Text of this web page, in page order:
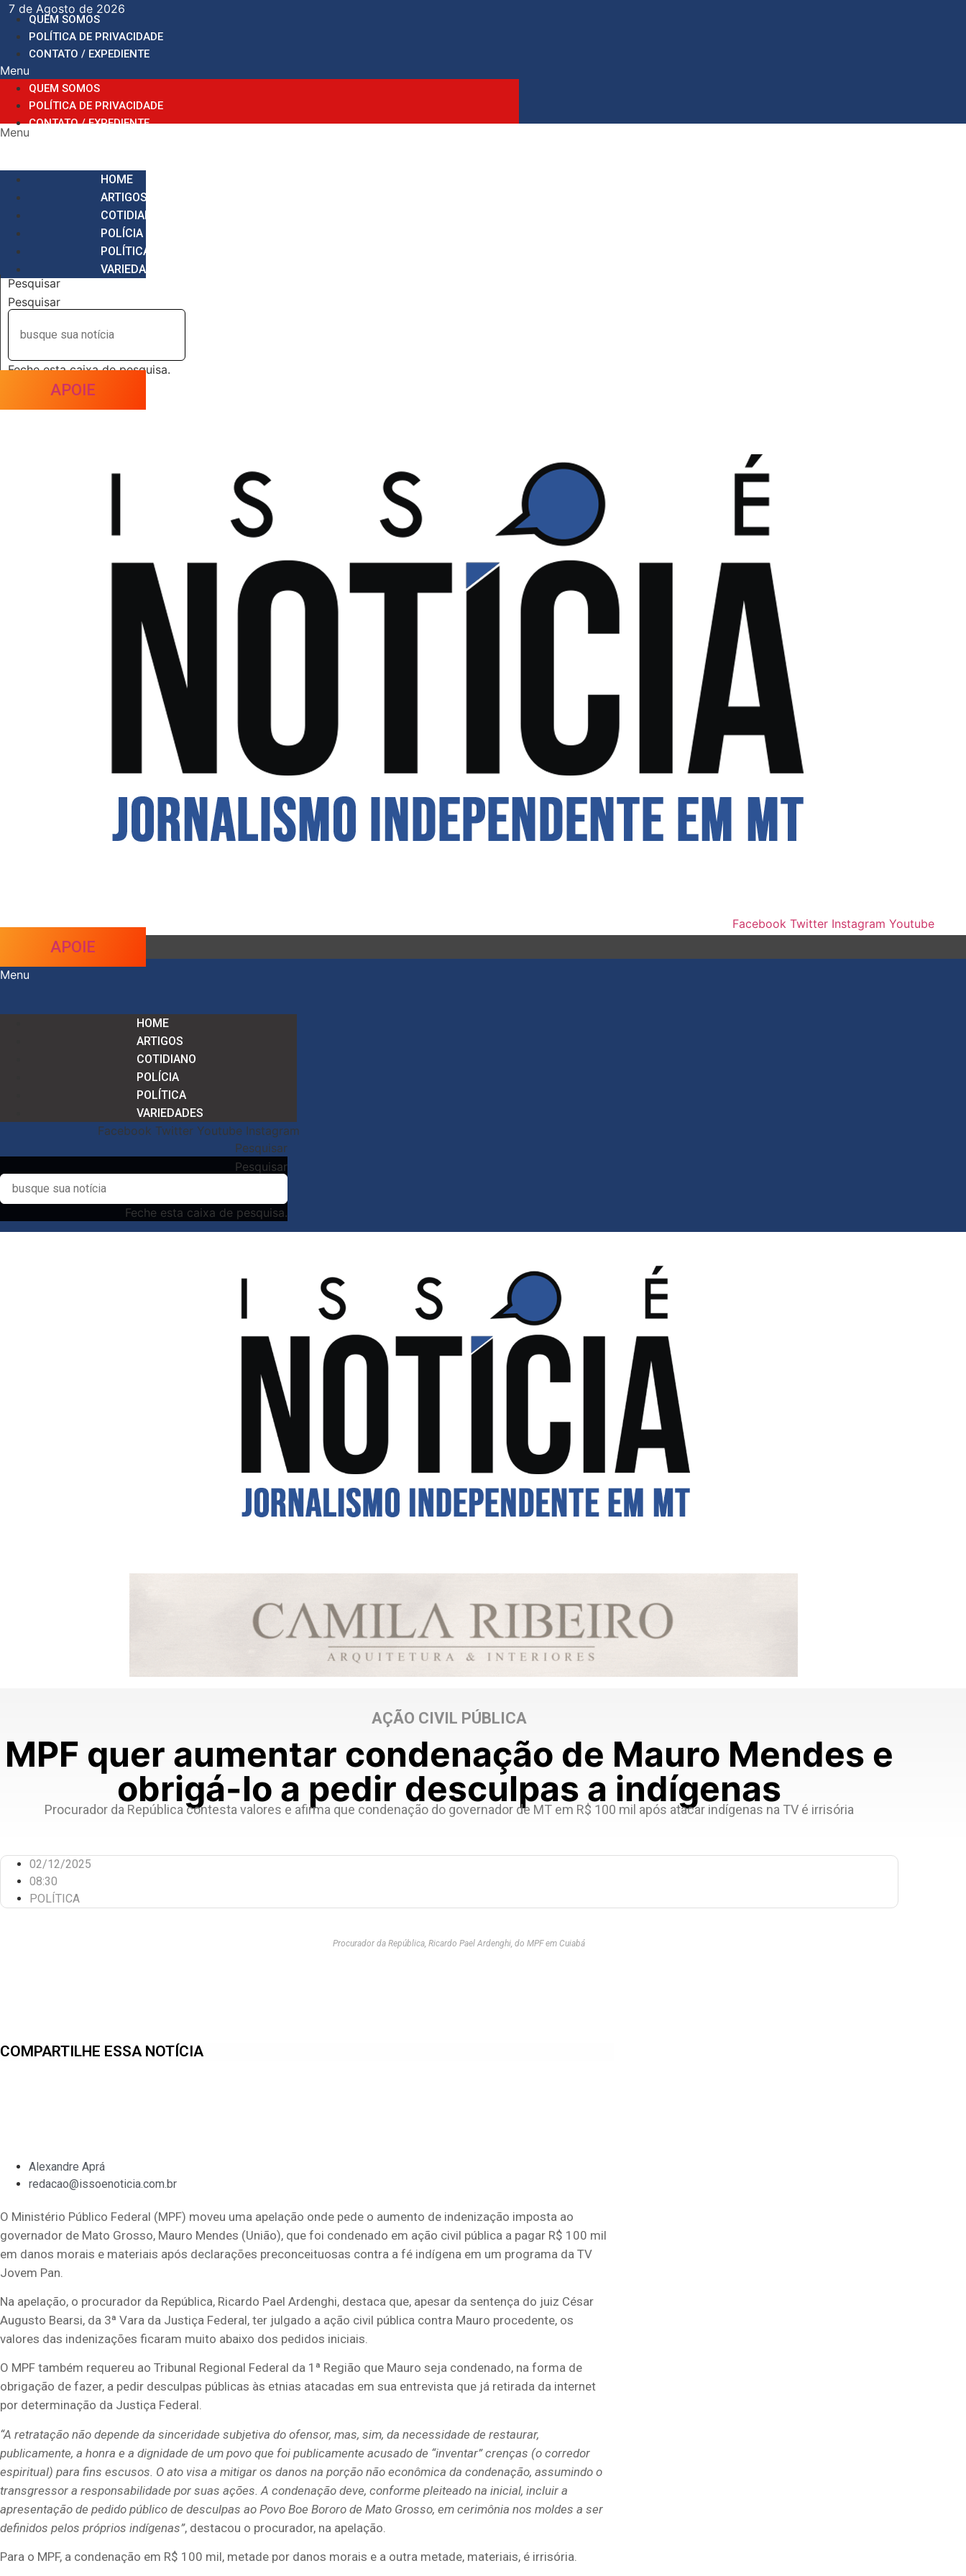
para
conteúdo
7 de Agosto de 2026
QUEM SOMOS
POLÍTICA DE PRIVACIDADE
CONTATO / EXPEDIENTE
Menu
QUEM SOMOS
POLÍTICA DE PRIVACIDADE
CONTATO / EXPEDIENTE
Menu
HOME
ARTIGOS
COTIDIANO
POLÍCIA
POLÍTICA
VARIEDADES
Pesquisar
Pesquisar
Feche esta caixa de pesquisa.
APOIE
Facebook Twitter Instagram Youtube
APOIE
Menu
HOME
ARTIGOS
COTIDIANO
POLÍCIA
POLÍTICA
VARIEDADES
Facebook Twitter Youtube Instagram
Pesquisar
Pesquisar
Feche esta caixa de pesquisa.
AÇÃO CIVIL PÚBLICA
MPF quer aumentar condenação de Mauro Mendes e
obrigá-lo a pedir desculpas a indígenas
Procurador da República contesta valores e afirma que condenação do governador de MT em R$ 100 mil após atacar indígenas na TV é irrisória
02/12/2025
08:30
POLÍTICA
Procurador da República, Ricardo Pael Ardenghi, do MPF em Cuiabá
COMPARTILHE ESSA NOTÍCIA
Alexandre Aprá
redacao@issoenoticia.com.br
O Ministério Público Federal (MPF) moveu uma apelação onde pede o aumento de indenização imposta ao
governador de Mato Grosso, Mauro Mendes (União), que foi condenado em ação civil pública a pagar R$ 100 mil
em danos morais e materiais após declarações preconceituosas contra a fé indígena em um programa da TV
Jovem Pan.
Na apelação, o procurador da República, Ricardo Pael Ardenghi, destaca que, apesar da sentença do juiz César
Augusto Bearsi, da 3ª Vara da Justiça Federal, ter julgado a ação civil pública contra Mauro procedente, os
valores das indenizações ficaram muito abaixo dos pedidos iniciais.
O MPF também requereu ao Tribunal Regional Federal da 1ª Região que Mauro seja condenado, na forma de
obrigação de fazer, a pedir desculpas públicas às etnias atacadas em sua entrevista que já retirada da internet
por determinação da Justiça Federal.
“A retratação não depende da sinceridade subjetiva do ofensor, mas, sim, da necessidade de restaurar,
publicamente, a honra e a dignidade de um povo que foi publicamente acusado de “inventar” crenças (o corredor
espiritual) para fins escusos. O ato visa a mitigar os danos na porção não econômica da condenação, assumindo o
transgressor a responsabilidade por suas ações. A condenação deve, conforme pleiteado na inicial, incluir a
apresentação de pedido público de desculpas ao Povo Boe Bororo de Mato Grosso, em cerimônia nos moldes a ser
definidos pelos próprios indígenas”, destacou o procurador, na apelação.
Para o MPF, a condenação em R$ 100 mil, metade por danos morais e a outra metade, materiais, é irrisória.